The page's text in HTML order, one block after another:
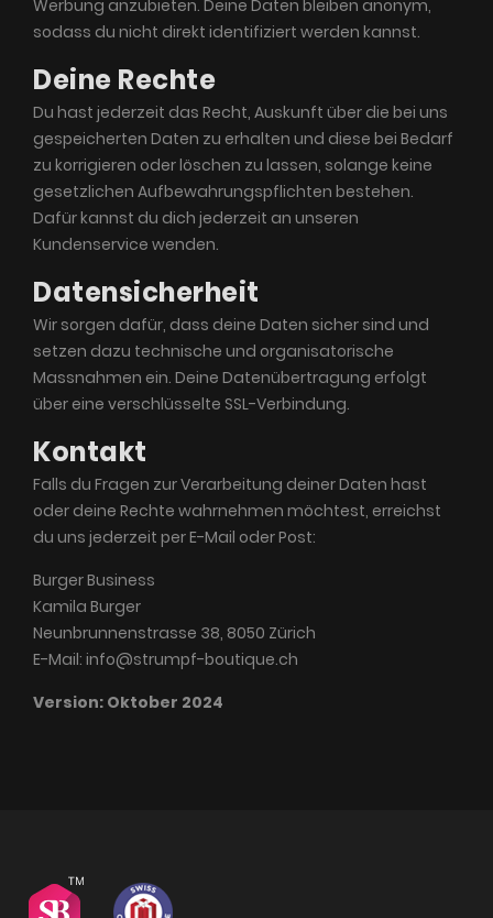
Werbung anzubieten. Deine Daten bleiben anonym,
sodass du nicht direkt identifiziert werden kannst.
Deine Rechte
Du hast jederzeit das Recht, Auskunft über die bei uns
gespeicherten Daten zu erhalten und diese bei Bedarf
zu korrigieren oder löschen zu lassen, solange keine
gesetzlichen Aufbewahrungspflichten bestehen.
Dafür kannst du dich jederzeit an unseren
Kundenservice wenden.
Datensicherheit
Wir sorgen dafür, dass deine Daten sicher sind und
setzen dazu technische und organisatorische
Massnahmen ein. Deine Datenübertragung erfolgt
über eine verschlüsselte SSL-Verbindung.
Kontakt
Falls du Fragen zur Verarbeitung deiner Daten hast
oder deine Rechte wahrnehmen möchtest, erreichst
du uns jederzeit per E-Mail oder Post:
Burger Business
Kamila Burger
Neunbrunnenstrasse 38, 8050 Zürich
E-Mail: info@strumpf-boutique.ch
Version: Oktober 2024